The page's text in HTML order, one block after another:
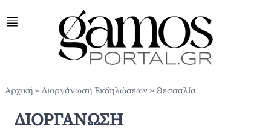
Αρχική »Διοργάνωση Εκδηλώσεων »Θεσσαλία
ΔΙΟΡΓΆΝΩΣΗ